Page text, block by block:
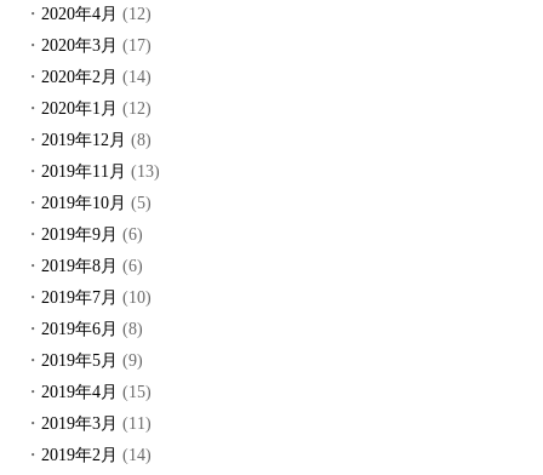
2020年4月 (12)
2020年3月 (17)
2020年2月 (14)
2020年1月 (12)
2019年12月 (8)
2019年11月 (13)
2019年10月 (5)
2019年9月 (6)
2019年8月 (6)
2019年7月 (10)
2019年6月 (8)
2019年5月 (9)
2019年4月 (15)
2019年3月 (11)
2019年2月 (14)